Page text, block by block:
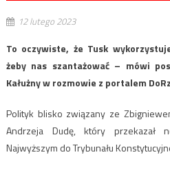
12 lutego 2023
To oczywiste, że Tusk
żeby nas szantażować – mówi
Kałużny w rozmowie z portalem
Polityk blisko związany ze
Andrzeja Dudę, który przekazał
Najwyższym do Trybunału